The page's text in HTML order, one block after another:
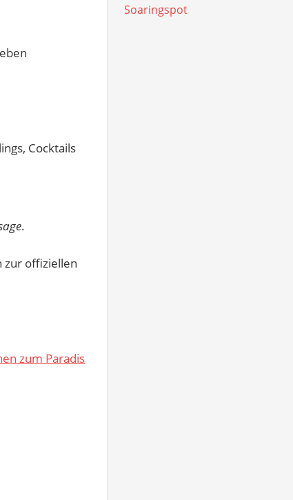
Cocktails
.
zur offiziellen
zum Paradis
Soaringspot